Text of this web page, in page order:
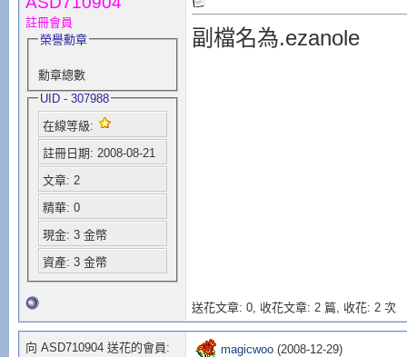
註冊會員
榮譽勳章
勳章總數
UID - 307988
在線等級:
註冊日期: 2008-08-21
文章: 2
精華: 0
現金: 3 金幣
資產: 3 金幣
副檔名為.ezanole
送花文章: 0, 收花文章: 2 篇, 收花: 2 次
向 ASD710904 送花的會員: magicwoo(2008-12-29)